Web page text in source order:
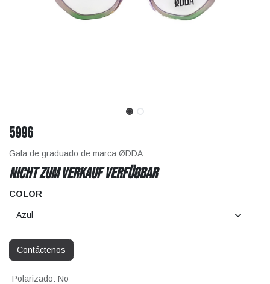
5996
Gafa de graduado de marca ØDDA
Nicht zum Verkauf verfügbar
COLOR
Contáctenos
Polarizado: No